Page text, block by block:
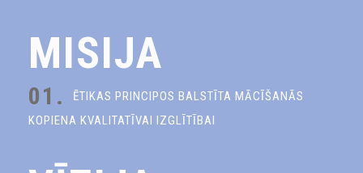
MISIJA
01.
ĒTIKAS PRINCIPOS BALSTĪTA MĀCĪŠANĀS
KOPIENA KVALITATĪVAI IZGLĪTĪBAI